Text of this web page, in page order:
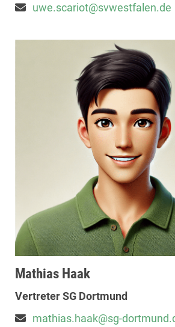
uwe.scariot@svwestfalen.de
Mathias Haak
Vertreter SG Dortmund
mathias.haak@sg-